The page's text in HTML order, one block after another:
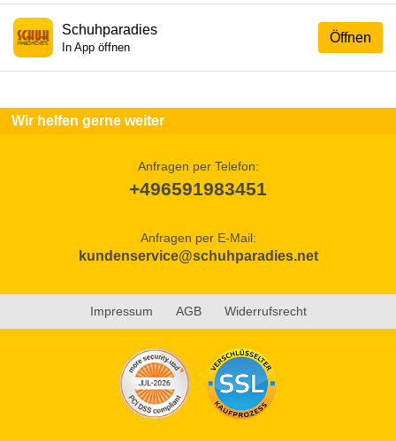
Öffnen
Schuhparadies
In App öffnen
Wir helfen gerne weiter
Anfragen per Telefon:
+496591983451
Anfragen per E-Mail:
kundenservice@schuhparadies.net
Impressum AGB Widerrufsrecht